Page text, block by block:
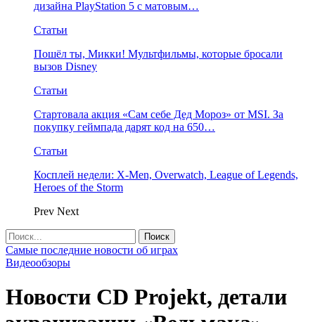
дизайна PlayStation 5 с матовым…
Статьи
Пошёл ты, Микки! Мультфильмы, которые бросали
вызов Disney
Статьи
Стартовала акция «Сам себе Дед Мороз» от MSI. За
покупку геймпада дарят код на 650…
Статьи
Косплей недели: X-Men, Overwatch, League of Legends,
Heroes of the Storm
Prev Next
Самые последние новости об играх
Видеообзоры
Новости CD Projekt, детали